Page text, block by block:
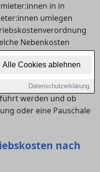
Alle Cookies ablehnen
Datenschutzerklärung
in in
umlegen
Nebenkosten
nicht.
Mietvertrags prüfen,
werden und ob
oder eine Pauschale
nach